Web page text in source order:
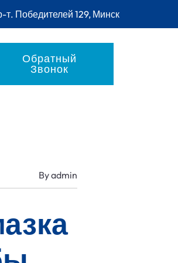
т. Победителей 129, Минск
Обратный
Звонок
Byadmin